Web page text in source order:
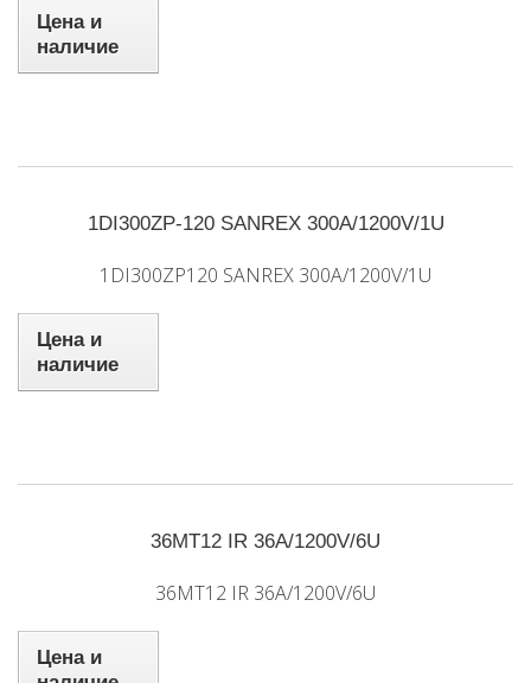
Цена и
наличие
1DI300ZP-120 SANREX 300A/1200V/1U
1DI300ZP120 SANREX 300A/1200V/1U
Цена и
наличие
36MT12 IR 36A/1200V/6U
36MT12 IR 36A/1200V/6U
Цена и